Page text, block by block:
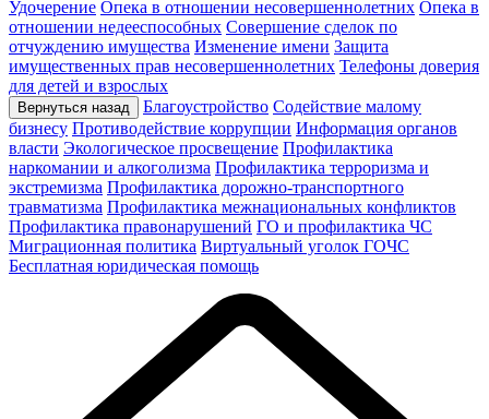
Удочерение Опека в отношении несовершеннолетних Опека в
отношении недееспособных Совершение сделок по
отчуждению имущества Изменение имени Защита
имущественных прав несовершеннолетних Телефоны доверия
для детей и взрослых
Вернуться назад Благоустройство Содействие малому
бизнесу Противодействие коррупции Информация органов
власти Экологическое просвещение Профилактика
наркомании и алкоголизма Профилактика терроризма и
экстремизма Профилактика дорожно-транспортного
травматизма Профилактика межнациональных конфликтов
Профилактика правонарушений ГО и профилактика ЧС
Миграционная политика Виртуальный уголок ГОЧС
Бесплатная юридическая помощь